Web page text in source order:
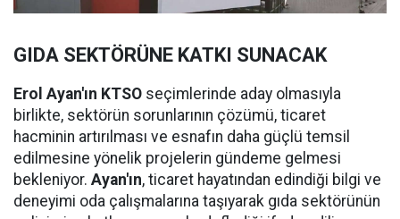
GIDA SEKTÖRÜNE KATKI SUNACAK
Erol Ayan'ın KTSO seçimlerinde aday olmasıyla
birlikte, sektörün sorunlarının çözümü, ticaret
hacminin artırılması ve esnafın daha güçlü temsil
edilmesine yönelik projelerin gündeme gelmesi
bekleniyor. Ayan'ın, ticaret hayatından edindiği bilgi ve
deneyimi oda çalışmalarına taşıyarak gıda sektörünün